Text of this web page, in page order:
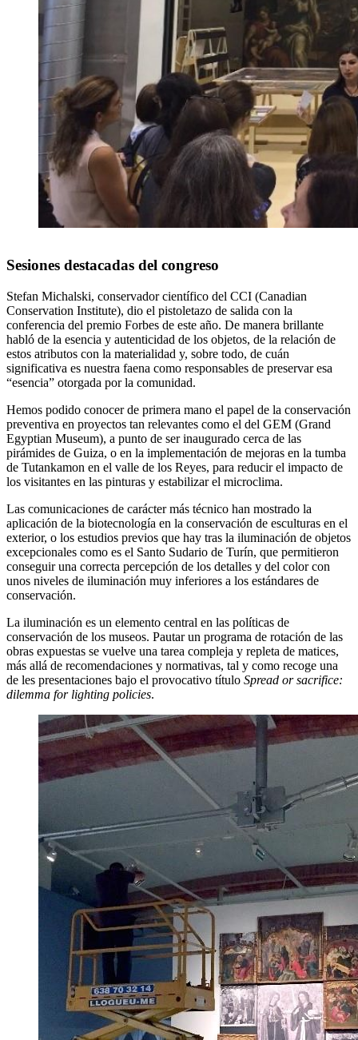
Sesiones destacadas del congreso
Stefan Michalski, conservador científico del CCI (Canadian
Conservation Institute), dio el pistoletazo de salida con la
conferencia del premio Forbes de este año. De manera brillante
habló de la esencia y autenticidad de los objetos, de la relación de
estos atributos con la materialidad y, sobre todo, de cuán
significativa es nuestra faena como responsables de preservar esa
“esencia” otorgada por la comunidad.
Hemos podido conocer de primera mano el papel de la conservación
preventiva en proyectos tan relevantes como el del GEM (Grand
Egyptian Museum), a punto de ser inaugurado cerca de las
pirámides de Guiza, o en la implementación de mejoras en la tumba
de Tutankamon en el valle de los Reyes, para reducir el impacto de
los visitantes en las pinturas y estabilizar el microclima.
Las comunicaciones de carácter más técnico han mostrado la
aplicación de la biotecnología en la conservación de esculturas en el
exterior, o los estudios previos que hay tras la iluminación de objetos
excepcionales como es el Santo Sudario de Turín, que permitieron
conseguir una correcta percepción de los detalles y del color con
unos niveles de iluminación muy inferiores a los estándares de
conservación.
La iluminación es un elemento central en las políticas de
conservación de los museos. Pautar un programa de rotación de las
obras expuestas se vuelve una tarea compleja y repleta de matices,
más allá de recomendaciones y normativas, tal y como recoge una
de les presentaciones bajo el provocativo título Spread or sacrifice:
dilemma for lighting policies.